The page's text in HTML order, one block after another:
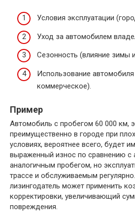
Условия эксплуатации
Уход за автомобилем
Сезонность (влияние зимы
Использование автомобиля
коммерческое).
Пример
Автомобиль с пробегом 60 000 км,
преимущественно в городе при
условиях, вероятнее всего, будет
выраженный износ по сравнению с
аналогичным пробегом, но
трассе и обслуживаемым
лизингодатель может применить
корректировки, увеличивающий
повреждения.